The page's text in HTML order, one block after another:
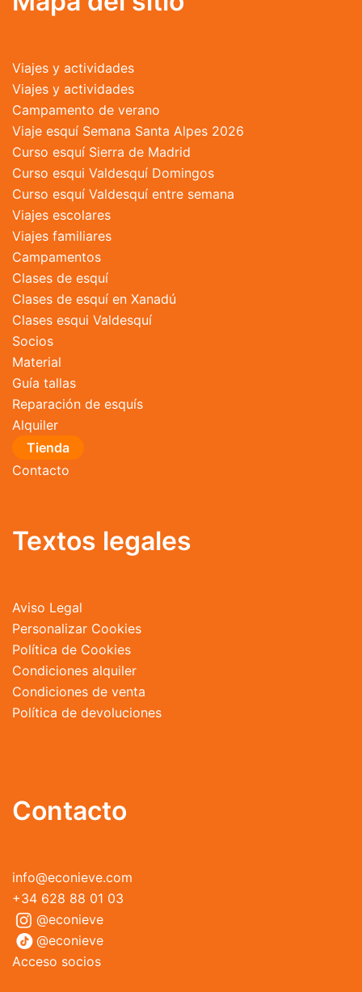
Viajes y actividades
Viajes y actividades
Campamento de verano
Viaje esquí Semana Santa Alpes 2026
Curso esquí Sierra de Madrid
Curso esqui Valdesquí Domingos
Curso esquí Valdesquí entre semana
Viajes escolares
Viajes familiares
Campamentos
Clases de esquí
Clases de esquí en Xanadú
Clases esqui Valdesquí
Socios
Material
Guía tallas
Reparación de esquís
Alquiler
Tienda
Contacto
Textos legales
Aviso Legal
Personalizar Cookies
Política de Cookies
Condiciones alquiler
Condiciones de venta
Política de devoluciones
Contacto
info@econieve.com
+34 628 88 01 03
@econieve
@econieve
Acceso socios